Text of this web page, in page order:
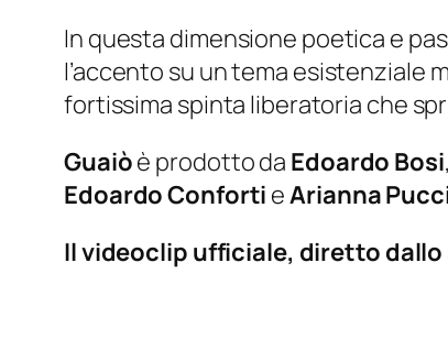
In questa dimensione poetica e
l’accento su un tema esistenziale
fortissima spinta liberatoria che
Guaiòè prodotto da Edoardo Bosi
Edoardo Conforti eArianna
Il videoclip ufficiale, diretto